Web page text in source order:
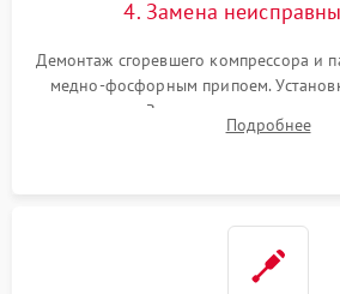
4. Замена
Демонтаж сгоревшего компрессора и
медно-фосфорным припоем.
осушителя. Замена изношенных
сломанных заслонок илиПодробнее